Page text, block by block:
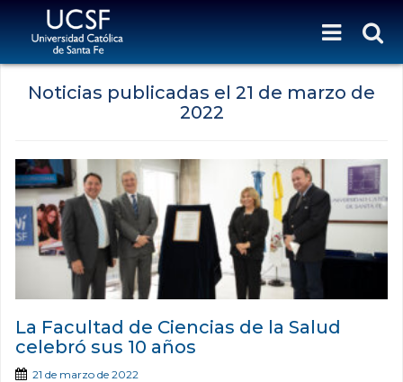
Noticias publicadas el 21 de marzo de
2022
La Facultad de Ciencias de la Salud
celebró sus 10 años
21 de marzo de 2022